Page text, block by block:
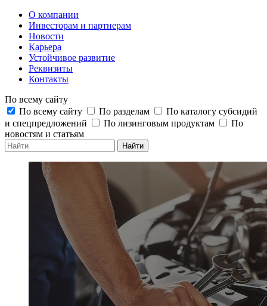
О компании
Инвесторам и партнерам
Новости
Карьера
Устойчивое развитие
Реквизиты
Контакты
По всему сайту
По всему сайту
По разделам
По каталогу субсидий
и спецпредложений
По лизинговым продуктам
По
новостям и статьям
Найти